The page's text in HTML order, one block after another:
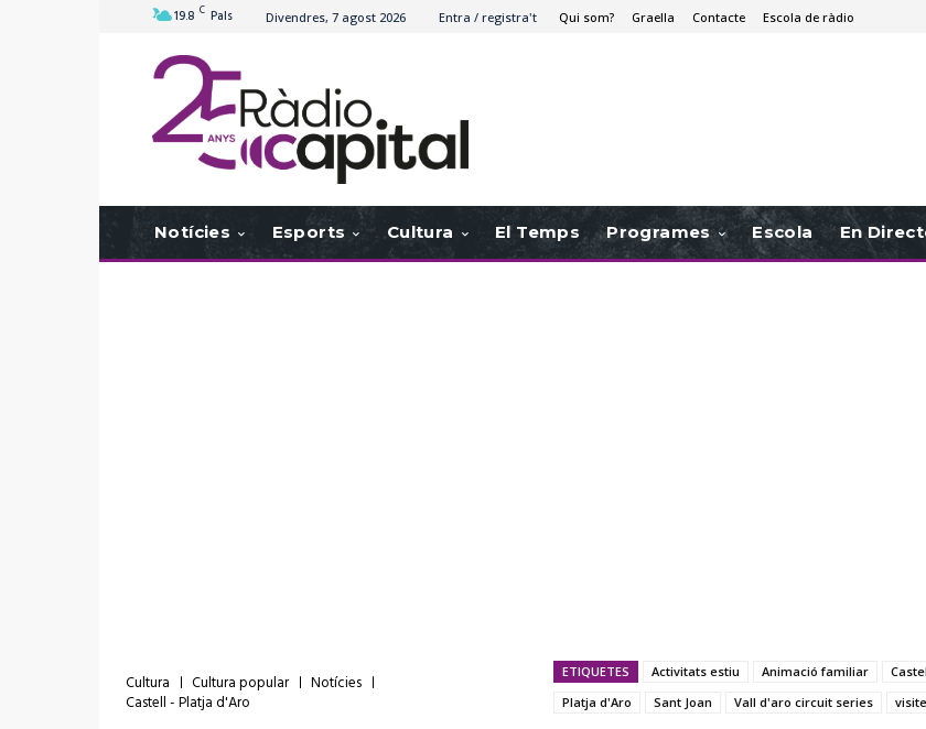
19.8 C Pals Divendres, 7 agost 2026 Entra / registra't Qui som? Graella Contacte Escola de ràdio
Notícies Esports Cultura El Temps Programes Escola En
Cultura Cultura popular
Notícies
Castell - Platja d'Aro
ETIQUETES Activitats estiu Animació familiar
Platja d'Aro
Sant Joan Vall d'aro circuit series